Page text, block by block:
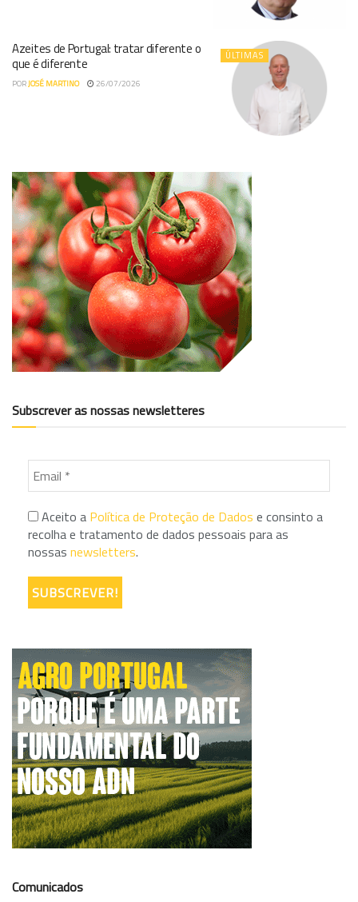
ÚLTIMAS
Azeites de Portugal: tratar diferente o
que é diferente
PORJOSÉ MARTINO 26/07/2026
Subscrever as nossas newsletteres
Aceito a Política de Proteção de Dados e consinto a
recolha e tratamento de dados pessoais para as
nossas newsletters.
Comunicados